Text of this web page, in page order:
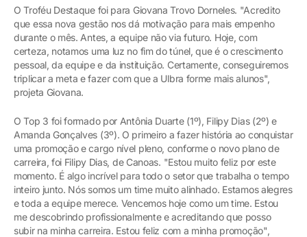
O Troféu Destaque foi para Giovana Trovo Dorneles. "Acredito
que essa nova gestão nos dá motivação para mais empenho
durante o mês. Antes, a equipe não via futuro. Hoje, com
certeza, notamos uma luz no fim do túnel, que é o crescimento
pessoal, da equipe e da instituição. Certamente, conseguiremos
triplicar a meta e fazer com que a Ulbra forme mais alunos",
projeta Giovana.
O Top 3 foi formado por Antônia Duarte (1º), Filipy Dias (2º) e
Amanda Gonçalves (3º). O primeiro a fazer história ao conquistar
uma promoção e cargo nível pleno, conforme o novo plano de
carreira, foi Filipy Dias, de Canoas. "Estou muito feliz por este
momento. É algo incrível para todo o setor que trabalha o tempo
inteiro junto. Nós somos um time muito alinhado. Estamos alegres
e toda a equipe merece. Vencemos hoje como um time. Estou
me descobrindo profissionalmente e acreditando que posso
subir na minha carreira. Estou feliz com a minha promoção",